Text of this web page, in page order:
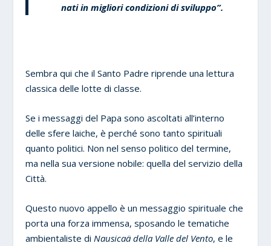
nati in migliori condizioni di sviluppo”.
Sembra qui che il Santo Padre riprende una lettura
classica delle lotte di classe.
Se i messaggi del Papa sono ascoltati all’interno
delle sfere laiche, è perché sono tanto spirituali
quanto politici. Non nel senso politico del termine,
ma nella sua versione nobile: quella del servizio della
Città.
Questo nuovo appello è un messaggio spirituale che
porta una forza immensa, sposando le tematiche
ambientaliste di Nausicaä della Valle del Vento, e le